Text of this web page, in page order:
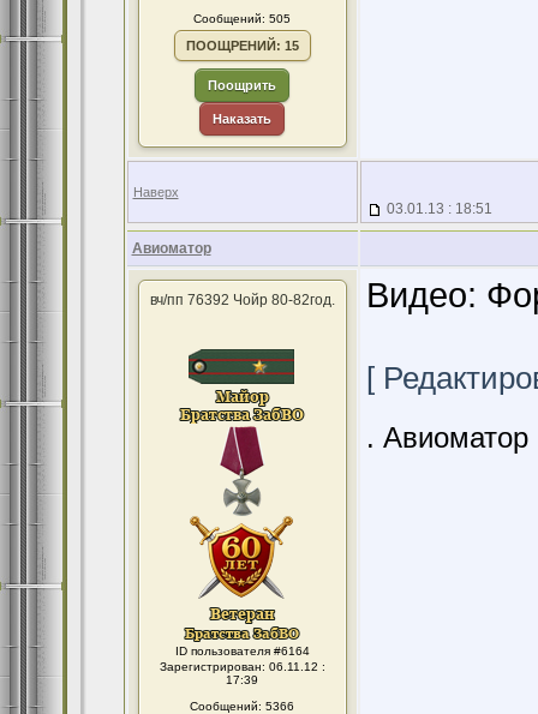
Сообщений: 505
ПООЩРЕНИЙ: 15
Поощрить
Наказать
Наверх
03.01.13 : 18:51
Авиоматор
вч/пп 76392 Чойр 80-82год.
ID пользователя #6164
Зарегистрирован: 06.11.12 :
17:39
Сообщений: 5366
Видео:
[
. Авиоматор